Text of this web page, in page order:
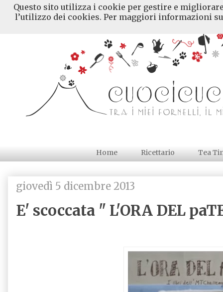
Home Ricettario Tea
giovedì 5 dicembre 2013
E' scoccata " L'ORA DEL
Questo sito utilizza i cookie per gestire e
l’utilizzo dei cookies. Per maggiori informazioni